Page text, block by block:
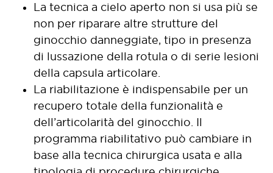
La tecnica a cielo aperto non si usa più se
non per riparare altre strutture del
ginocchio danneggiate, tipo in presenza
di lussazione della rotula o di serie lesioni
della capsula articolare.
La riabilitazione è indispensabile per un
recupero totale della funzionalità e
dell’articolarità del ginocchio. Il
programma riabilitativo può cambiare in
base alla tecnica chirurgica usata e alla